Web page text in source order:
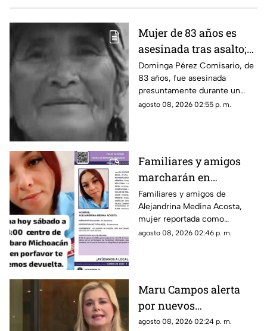
Mujer de 83 años es
asesinada tras asalto;
le robaron los $90 que
había ganado
vendiendo cemitas
Dominga Pérez Comisario, de
83 años, fue asesinada
presuntamente durante un
asalto en Amozoc, Puebla,
agosto 08, 2026 02:55 p. m.
Familiares y amigos
marcharán en
Tacámbaro para exigir
la localización de
Alejandrina Medina
Familiares y amigos de
Alejandrina Medina Acosta,
mujer reportada como
desaparecida en Tacámbaro,
agosto 08, 2026 02:46 p. m.
Maru Campos alerta
por nuevos
lineamientos: “Podrían
agosto 08, 2026 02:24 p. m.